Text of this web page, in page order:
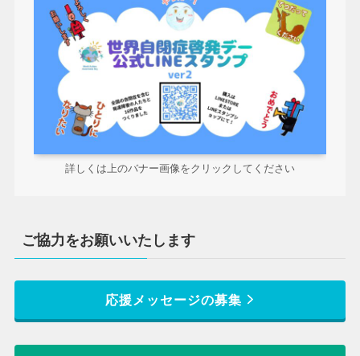
詳しくは上のバナー画像をクリックしてください
ご協力をお願いいたします
応援メッセージの募集